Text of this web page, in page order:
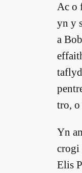
Ac o
yn y
a
tro, o
Yn
crogi
Elis